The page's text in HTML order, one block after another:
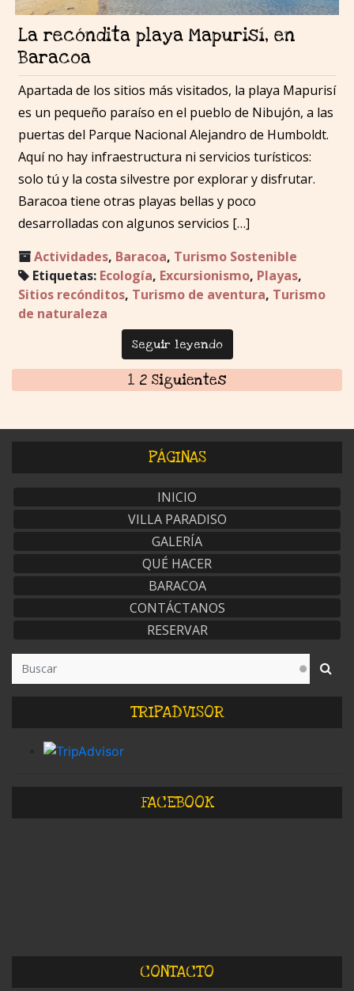
La recóndita playa Mapurisí, en
Baracoa
Apartada de los sitios más visitados, la playa Mapurisí
es un pequeño paraíso en el pueblo de Nibujón, a las
puertas del Parque Nacional Alejandro de Humboldt.
Aquí no hay infraestructura ni servicios turísticos:
solo tú y la costa silvestre por explorar y disfrutar.
Baracoa tiene otras playas bellas y poco
desarrolladas con algunos servicios […]
Actividades, Baracoa, Turismo Sostenible
Etiquetas: Ecología, Excursionismo, Playas,
Sitios recónditos, Turismo de aventura, Turismo
de naturaleza
Seguir leyendo
1 2 Siguientes
PÁGINAS
INICIO
VILLA PARADISO
GALERÍA
QUÉ HACER
BARACOA
CONTÁCTANOS
RESERVAR
TRIPADVISOR
FACEBOOK
CONTACTO